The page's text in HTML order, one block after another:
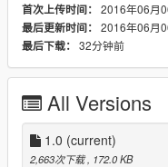
-Then Drag "Skin
you installed GTA V)
NEXT UPDATE:
OUTFITS.
For The Comedian
https://www.gta5-
首次上传时间： 2016年06月
最后更新时间： 2016年06月
最后下载： 32分钟前
All Versions
1.0 (current)
2,663次下载 , 172.0 KB